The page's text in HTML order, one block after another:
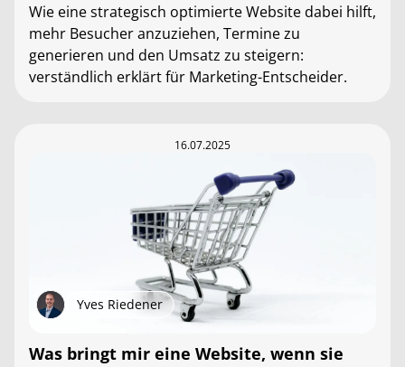
Wie eine strategisch optimierte Website dabei hilft,
mehr Besucher anzuziehen, Termine zu
generieren und den Umsatz zu steigern:
verständlich erklärt für Marketing-Entscheider.
16.07.2025
Yves Riedener
Was bringt mir eine Website, wenn sie